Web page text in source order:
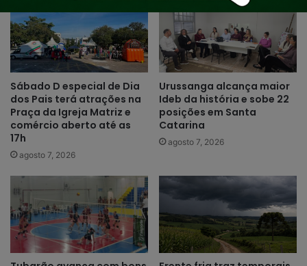
Sábado D especial de Dia
dos Pais terá atrações na
Praça da Igreja Matriz e
comércio aberto até as
17h
agosto 7, 2026
Urussanga alcança maior
Ideb da história e sobe 22
posições em Santa
Catarina
agosto 7, 2026